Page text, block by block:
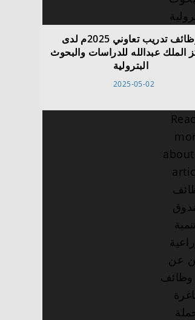
وظائف تدريب تعاوني 2025م لدى
الملك عبدالله للدراسات والبحوث
البترولية
2025-05-02